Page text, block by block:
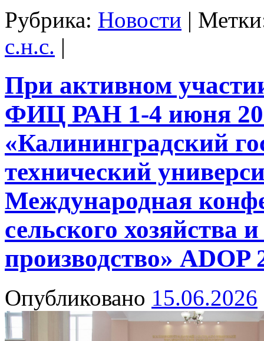
Рубрика: Новости |
с.н.с. |
При активном
ФИЦ РАН 1-4 июня
«Калининградский
технический
Международная
сельского хозяйства
производство» ADOP
Опубликовано 15.06.2026